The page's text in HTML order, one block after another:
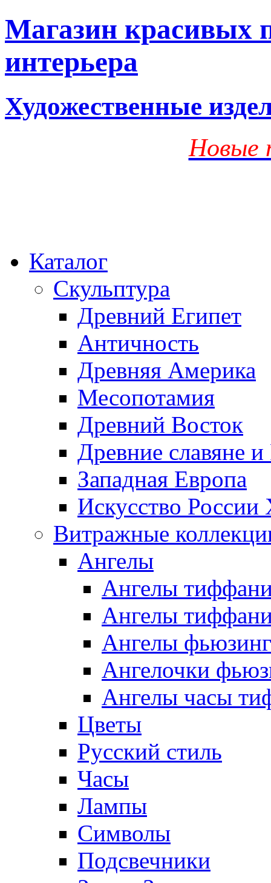
Магазин красивых
интерьера
Художественные
Новые
Каталог
Скульптура
Древний Египет
Античность
Древняя Америка
Месопотамия
Древний Восток
Древние славяне и
Западная Европа
Искусство
Витражные
Ангелы
Ангелы
Ангелы
Ангелы фьюзинг
Ангелочки
Ангелы часы
Цветы
Русский стиль
Часы
Лампы
Символы
Подсвечники